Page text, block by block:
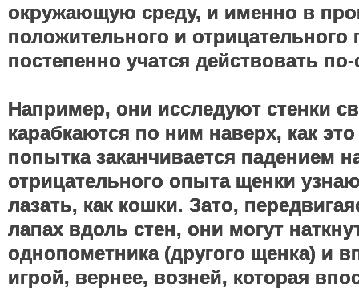
окружающую среду, и именно в
положительного и отрицательного
постепенно учатся действовать
Например, они исследуют стенки
карабкаются по ним наверх, как
попытка заканчивается падением
отрицательного опыта щенки
лазать, как кошки. Зато,
лапах вдоль стен, они могут
однопометника (другого щенка) и
игрой, вернее, возней, которая